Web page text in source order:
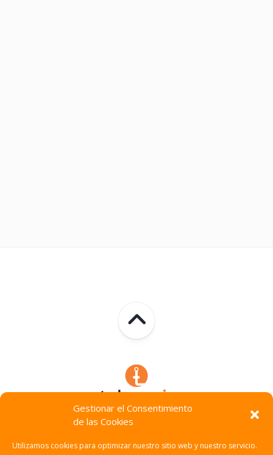
Gestionar el Consentimiento
de las Cookies
Utilizamos cookies para optimizar nuestro sitio web y nuestro servicio.
Technocracia © 2026. Todos Los Derechos Reservados.